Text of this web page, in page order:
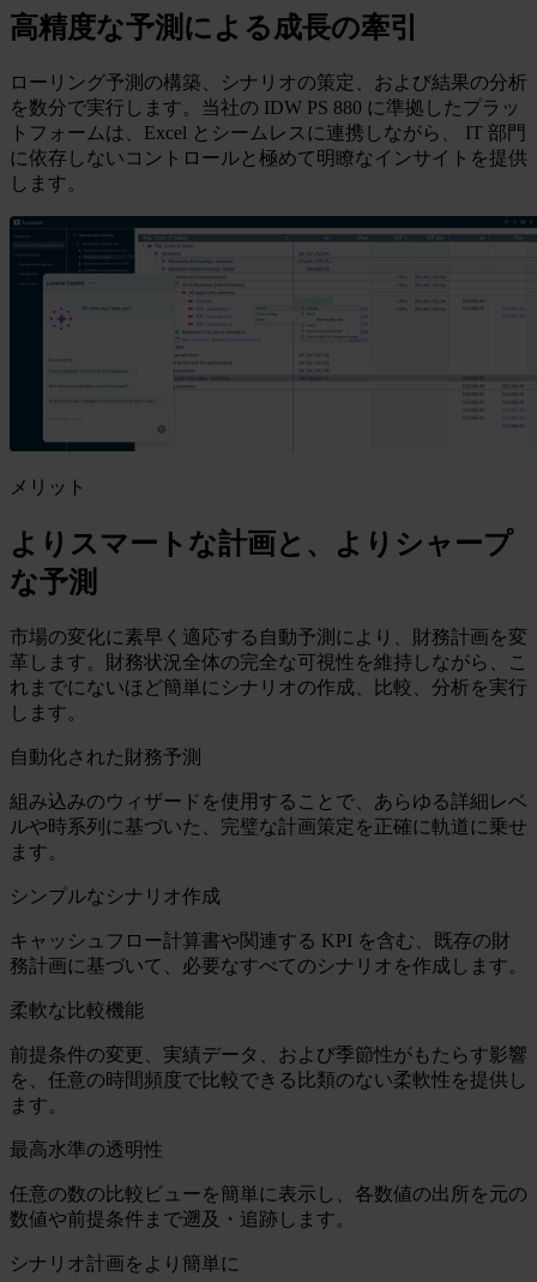
高精度な予測による成長の牽引
ローリング予測の構築、シナリオの策定、および結果の分析
を数分で実行します。当社の IDW PS 880 に準拠したプラッ
トフォームは、Excel とシームレスに連携しながら、 IT 部門
に依存しないコントロールと極めて明瞭なインサイトを提供
します。
メリット
よりスマートな計画と、よりシャープ
な予測
市場の変化に素早く適応する自動予測により、財務計画を変
革します。財務状況全体の完全な可視性を維持しながら、こ
れまでにないほど簡単にシナリオの作成、比較、分析を実行
します。
自動化された財務予測
組み込みのウィザードを使用することで、あらゆる詳細レベ
ルや時系列に基づいた、完璧な計画策定を正確に軌道に乗せ
ます。
シンプルなシナリオ作成
キャッシュフロー計算書や関連する KPI を含む、既存の財
務計画に基づいて、必要なすべてのシナリオを作成します。
柔軟な比較機能
前提条件の変更、実績データ、および季節性がもたらす影響
を、任意の時間頻度で比較できる比類のない柔軟性を提供し
ます。
最高水準の透明性
任意の数の比較ビューを簡単に表示し、各数値の出所を元の
数値や前提条件まで遡及・追跡します。
シナリオ計画をより簡単に